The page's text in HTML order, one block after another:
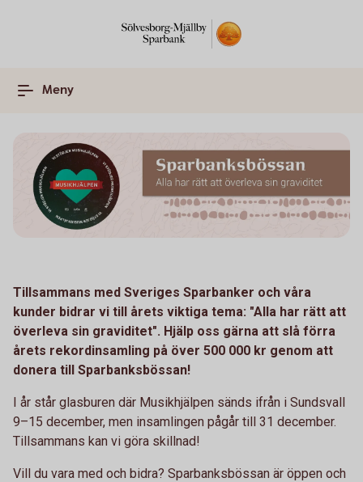
Meny
Tillsammans med Sveriges Sparbanker och våra
kunder bidrar vi till årets viktiga tema: "Alla har rätt att
överleva sin graviditet". Hjälp oss gärna att slå förra
årets rekordinsamling på över 500 000 kr genom att
donera till Sparbanksbössan!
I år står glasburen där Musikhjälpen sänds ifrån i Sundsvall
9–15 december, men insamlingen pågår till 31 december.
Tillsammans kan vi göra skillnad!
Vill du vara med och bidra? Sparbanksbössan är öppen och